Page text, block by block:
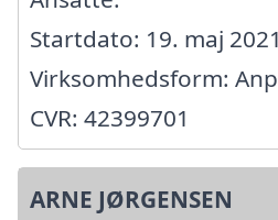
Startdato: 19. maj
Virksomhedsform:
CVR: 42399701
ARNE JØRGENSEN